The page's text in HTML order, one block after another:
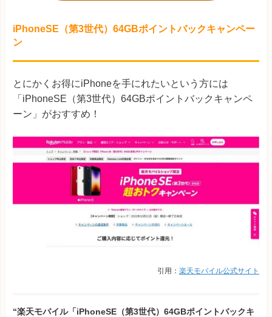
iPhoneSE（第3世代）64GBポイントバックキャンペー
ン
とにかくお得にiPhoneを手にれたいという方には
「iPhoneSE（第3世代）64GBポイントバックキャンペ
ーン」がおすすめ！
引用： 楽天モバイル公式サイト
“楽天モバイル「iPhoneSE（第3世代）64GBポイントバックキ